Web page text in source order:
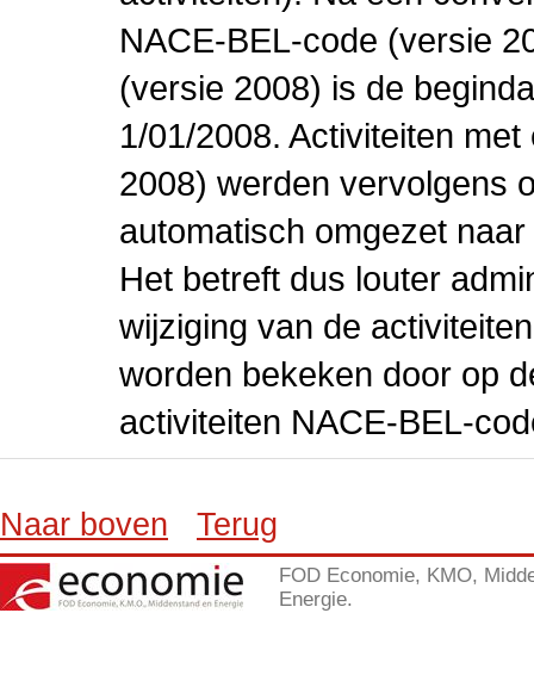
NACE-BEL-code (versie
(versie 2008) is de
1/01/2008. Activiteiten
2008) werden vervolgens
automatisch omgezet
Het betreft dus louter
wijziging van de
worden bekeken door op
activiteiten NACE-BEL-
Naar boven Terug
FOD Economie, KMO,
Energie.